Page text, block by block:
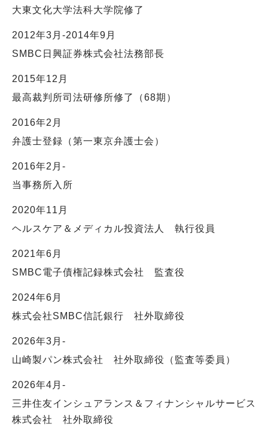
大東文化大学法科大学院修了
2012年3月-2014年9月
SMBC日興証券株式会社法務部長
2015年12月
最高裁判所司法研修所修了（68期）
2016年2月
弁護士登録（第一東京弁護士会）
2016年2月-
当事務所入所
2020年11月
ヘルスケア＆メディカル投資法人 執行役員
2021年6月
SMBC電子債権記録株式会社 監査役
2024年6月
株式会社SMBC信託銀行 社外取締役
2026年3月-
山崎製パン株式会社 社外取締役（監査等委員）
2026年4月-
三井住友インシュアランス＆フィナンシャルサービス
株式会社 社外取締役